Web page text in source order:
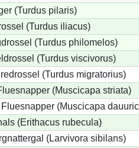
(Turdus pilaris)
(Turdus iliacus)
(Turdus philomelos)
(Turdus viscivorus)
(Turdus migratorius)
(Muscicapa striata)
Fluesnapper (Muscicapa
(Erithacus rubecula)
(Larvivora sibilans)